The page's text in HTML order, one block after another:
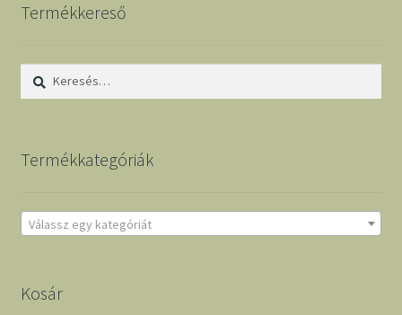
Termékkereső
Keresés:
Termékkategóriák
Válassz egy kategóriát
Kosár